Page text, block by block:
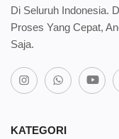
Di Seluruh Indonesia.
Proses Yang Cepat,
Saja.
KATEGORI